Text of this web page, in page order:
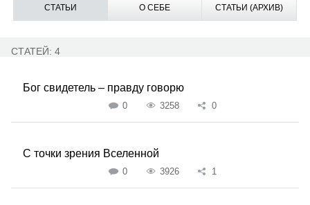
СТАТЬИ О СЕБЕ СТАТЬИ (АРХИВ)
СТАТЕЙ: 4
Бог свидетель – правду говорю
0 3258 0
С точки зрения Вселенной
0 3926 1